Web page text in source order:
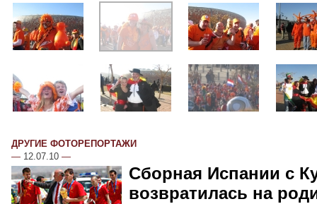
ДРУГИЕ ФОТОРЕПОРТАЖИ
— 12.07.10 —
Сборная Испании с
возвратилась на